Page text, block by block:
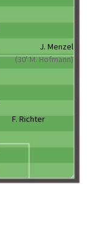
J. Menzel
(30' M. Hofmann)
F. Richter